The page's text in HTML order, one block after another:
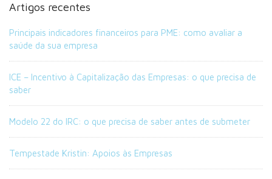
Artigos recentes
Principais indicadores financeiros para PME: como avaliar a
saúde da sua empresa
ICE – Incentivo à Capitalização das Empresas: o que precisa de
saber
Modelo 22 do IRC: o que precisa de saber antes de submeter
Tempestade Kristin: Apoios às Empresas